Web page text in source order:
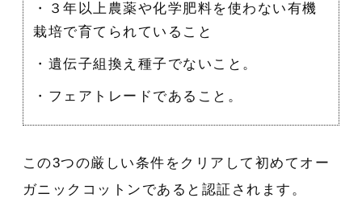
・３年以上農薬や化学肥料を使わない有機
栽培で育てられていること
・遺伝子組換え種子でないこと。
・フェアトレードであること。
この3つの厳しい条件をクリアして初めてオー
ガニックコットンであると認証されます。